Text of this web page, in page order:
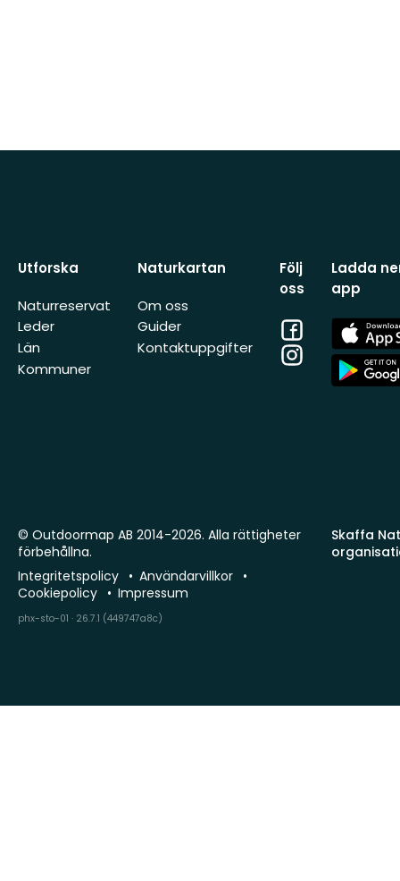
Utforska
Naturreservat
Leder
Län
Kommuner
Naturkartan
Om oss
Guider
Kontaktuppgifter
Följ
oss
Facebook
Instagram
Ladda
app
App
Store
App
Store
Skaffa
© Outdoormap AB 2014-2026. Alla rättigheter
förbehållna.
Integritetspolicy
Användarvillkor
Cookiepolicy
Impressum
phx-sto-01 · 26.7.1 (449747a8c)